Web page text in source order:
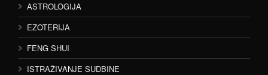
ASTROLOGIJA
EZOTERIJA
FENG SHUI
ISTRAŽIVANJE SUDBINE